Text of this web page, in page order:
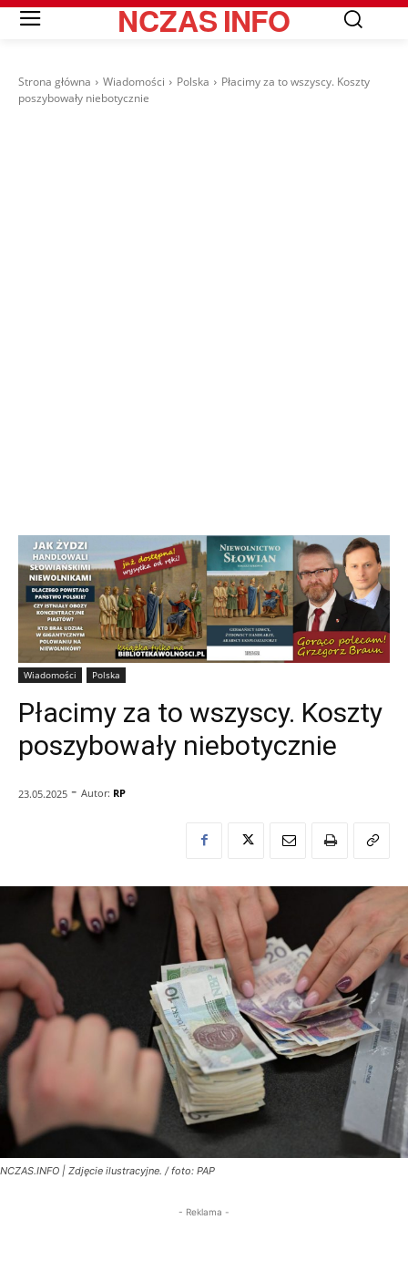
NCZASINFO
Strona główna Wiadomości Polska
Płacimy za to wszyscy. Koszty
poszybowały niebotycznie
Wiadomości Polska
Płacimy za to wszyscy. Koszty
poszybowały niebotycznie
23.05.2025 - Autor: RP
NCZAS.INFO | Zdjęcie ilustracyjne. / foto: PAP
- Reklama -